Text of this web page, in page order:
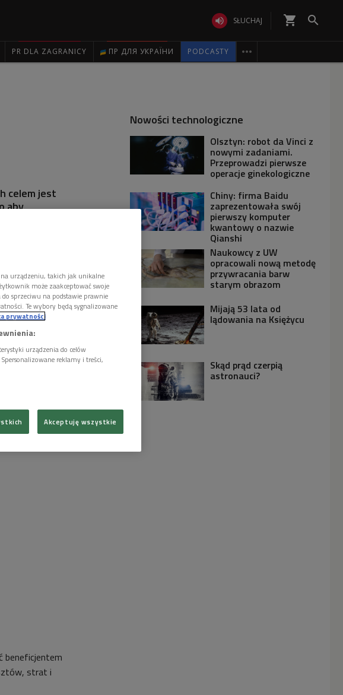
 SŁUCHAJ shopping_cart 
PR DLA ZAGRANICY ПР ДЛЯ УКРАЇНИ PODCASTY 
celem jest
aby
straty w
i Intel, i
krocie.
beneficjentem
strat i
Nowości technologiczne
Olsztyn: robot da Vinci z
nowymi zadaniami.
Przeprowadzi pierwsze
operacje ginekologiczne
Chiny: firma Baidu
zaprezentowała swój
pierwszy komputer
kwantowy o nazwie
Qianshi
Naukowcy z UW
opracowali nową metodę
przywracania barw
starym obrazom
Mijają 53 lata od
lądowania na Księżycu
Skąd prąd czerpią
astronauci?
urządzeniu, takich jak unikalne
może zaakceptować swoje
sprzeciwu na podstawie prawnie
Te wybory będą sygnalizowane
prywatności
urządzenia do celów
reklamy i treści,
Akceptuję wszystkie